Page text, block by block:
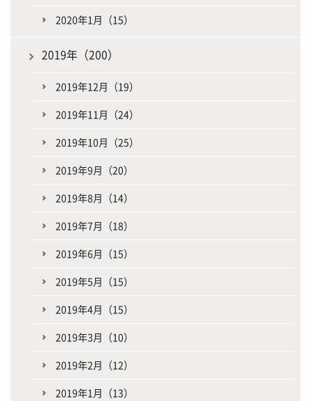
2020年1月（15）
2019年（200）
2019年12月（19）
2019年11月（24）
2019年10月（25）
2019年9月（20）
2019年8月（14）
2019年7月（18）
2019年6月（15）
2019年5月（15）
2019年4月（15）
2019年3月（10）
2019年2月（12）
2019年1月（13）